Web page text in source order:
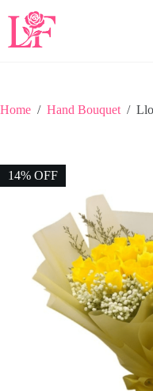
Home / Hand Bouquet /
14% OFF